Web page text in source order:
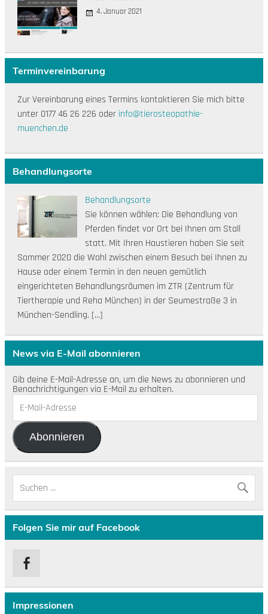
4. Januar 2021
Terminvereinbarung
Zur Vereinbarung eines Termins kontaktieren Sie mich bitte
unter 0177 46 26 226 oder info@tierosteopathie-
muenchen.de
Behandlungsorte
Behandlungsorte
Sie können wählen: Die Behandlung von
Pferden findet vor Ort bei Ihnen am Stall
statt. Mit Ihren Haustieren haben Sie seit
Sommer 2020 die Wahl zwischen einem Besuch bei Ihnen zu
Hause oder einem Termin in den neuen gemütlich
eingerichteten Behandlungsräumen im ZTR (Zentrum für
Tiertherapie und Reha München) in der Seumestraße 3 in
München-Sendling. […]
News via E-Mail abonnieren
Gib deine E-Mail-Adresse an, um die News zu abonnieren und
Benachrichtigungen via E-Mail zu erhalten.
E-
Mail-
Abonnieren
Folgen Sie mir auf Facebook
Impressionen